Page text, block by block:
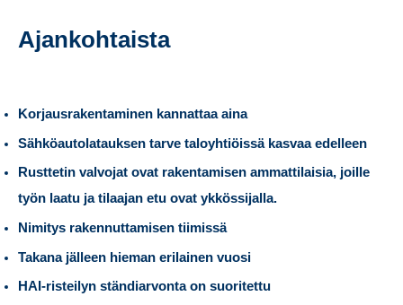
Ajankohtaista
Korjausrakentaminen kannattaa aina
Sähköautolatauksen tarve taloyhtiöissä kasvaa edelleen
Rusttetin valvojat ovat rakentamisen ammattilaisia, joille
työn laatu ja tilaajan etu ovat ykkössijalla.
Nimitys rakennuttamisen tiimissä
Takana jälleen hieman erilainen vuosi
HAI-risteilyn ständiarvonta on suoritettu